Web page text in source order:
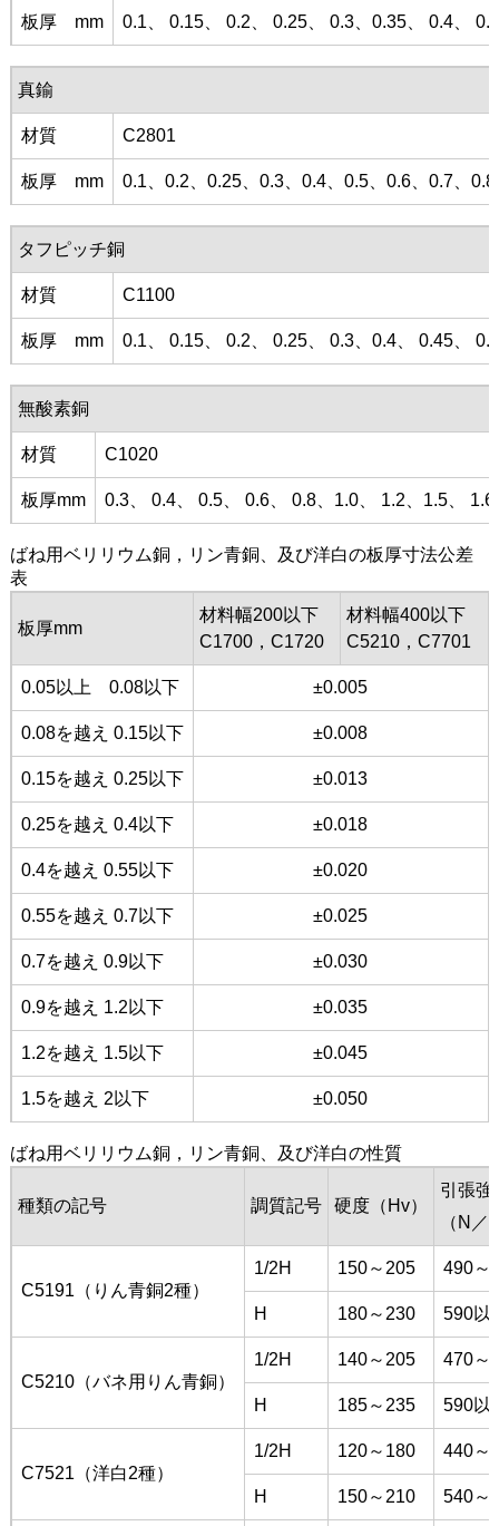
板厚 mm 0.1、 0.15、 0.2、 0.25、 0.3、0.35、 0.4、
真鍮
材質 C2801
板厚 mm 0.1、0.2、0.25、0.3、0.4、0.5、0.6、0.7、
タフピッチ銅
材質 C1100
板厚 mm 0.1、 0.15、 0.2、 0.25、 0.3、0.4、 0.45、
無酸素銅
材質 C1020
板厚mm 0.3、 0.4、 0.5、 0.6、 0.8、1.0、 1.2、1.5、 1.6
ばね用ベリリウム銅，リン青銅、及び洋白の板厚寸法公差
表
板厚mm
材料幅200以下
C1700，C1720
材料幅400以下
C5210，C7701
0.05以上 0.08以下 ±0.005
0.08を越え 0.15以下 ±0.008
0.15を越え 0.25以下 ±0.013
0.25を越え 0.4以下 ±0.018
0.4を越え 0.55以下 ±0.020
0.55を越え 0.7以下 ±0.025
0.7を越え 0.9以下 ±0.030
0.9を越え 1.2以下 ±0.035
1.2を越え 1.5以下 ±0.045
1.5を越え 2以下 ±0.050
ばね用ベリリウム銅，リン青銅、及び洋白の性質
種類の記号 調質記号 硬度（Hv）
引張強
（N／
C5191（りん青銅2種）
1/2H 150～205 490～
H 180～230 590以
C5210（バネ用りん青銅）
1/2H 140～205 470～
H 185～235 590以
C7521（洋白2種）
1/2H 120～180 440～
H 150～210 540～